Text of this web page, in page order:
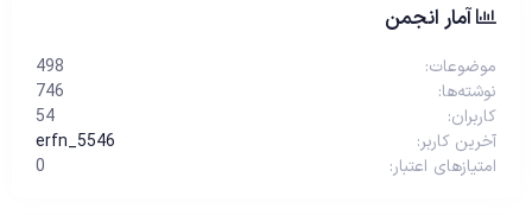
آمار انجمن
موضوعات
498
نوشته‌ها
746
کاربران
54
آخرین کاربر
erfn_5546
امتیازهای اعتبار
0